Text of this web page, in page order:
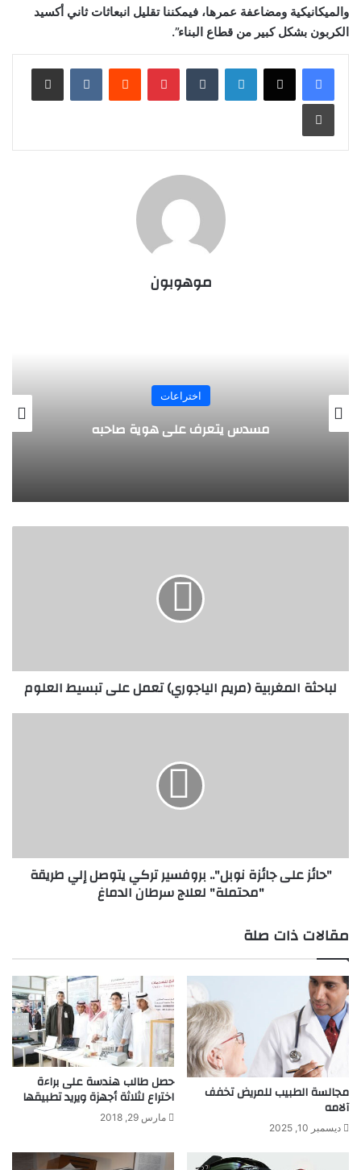
والميكانيكية ومضاعفة عمرها، فيمكننا تقليل انبعاثات ثاني أكسيد
الكربون بشكل كبير من قطاع البناء”.
لينكدإن بينتيريست مشاركة عبر البريد
طباعة
موهوبون
اختراعات
مسدس يتعرف على هوية صاحبه
لباحثة المغربية (مريم الياجوري) تعمل على تبسيط العلوم
طريقة
"محتملة"
"حائز على جائزة نوبل".. بروفسير تركي يتوصل إلي طريقة
"محتملة" لعلاج سرطان الدماغ
مقالات ذات صلة
مجالسة الطبيب للمريض تخفف
آلامه
ديسمبر 10, 2025
حصل طالب هندسة على براءة
اختراع لثلاثة أجهزة ويريد تطبيقها
مارس 29, 2018